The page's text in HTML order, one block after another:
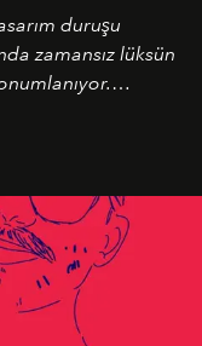
duruşu
zamansız lüksün